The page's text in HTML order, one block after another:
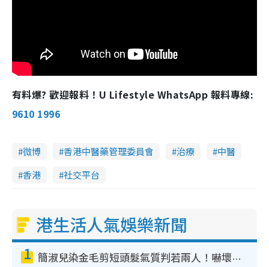
有料爆? 歡迎報料！U Lifestyle WhatsApp 報料專線:
9610 1996
微博 香港中醫藥管理委員會 治療
中醫
香港
社交平台
港生活人氣娛樂新聞
1 簡淑兒染金毛剪短頭髮氣質判若兩人！嚇壞老公麥大力都認唔出：「你做咩事？」